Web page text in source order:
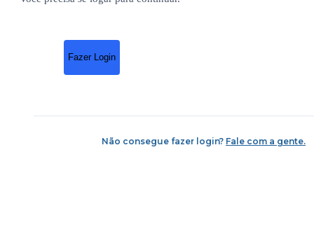
Fazer Login
Não consegue fazer login? Fale com a gente.